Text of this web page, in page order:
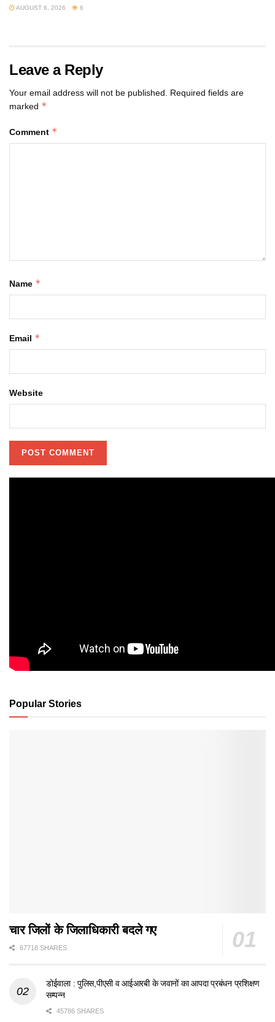
AUGUST 6, 2026 6
Leave a Reply
Your email address will not be published.
Required fields are
marked *
Comment *
Name *
Email *
Website
Popular Stories
चार जिलों के जिलाधिकारी बदले गए
67718 SHARES
डोईवाला : पुलिस,पीएसी व आईआरबी के जवानों का आपदा प्रबंधन प्रशिक्षण
सम्पन्न
45786 SHARES